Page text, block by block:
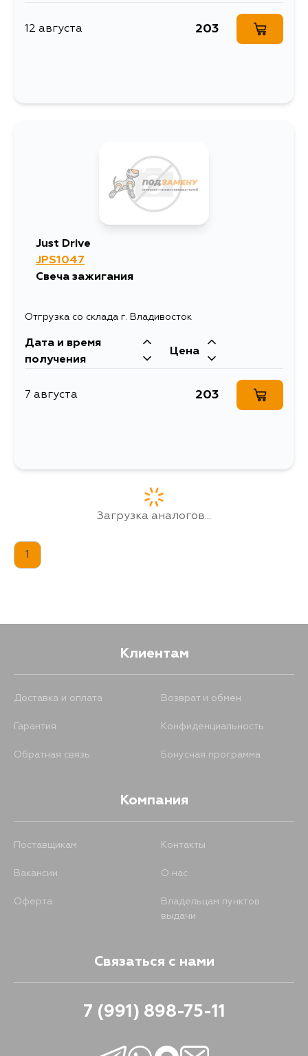
12 августа 203
Just Drive
JPS1047
Свеча зажигания
Отгрузка со склада г. Владивосток
Дата и время
получения
Цена
7 августа 203
Загрузка аналогов...
1
Клиентам
Доставка и оплата Возврат и обмен
Гарантия Конфиденциальность
Обратная связь Бонусная программа
Компания
Поставщикам Контакты
Вакансии О нас
Оферта
Владельцам пунктов
выдачи
Связаться с нами
7 (991) 898-75-11